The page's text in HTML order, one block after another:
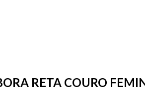
RETA COURO